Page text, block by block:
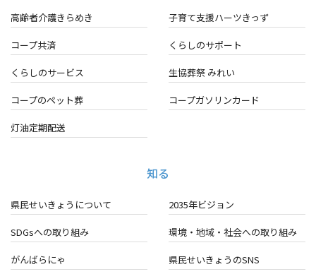
高齢者介護きらめき 子育て支援ハーツきっず
コープ共済 くらしのサポート
くらしのサービス 生協葬祭 みれい
コープのペット葬 コープガソリンカード
灯油定期配送
知る
県民せいきょうについて 2035年ビジョン
SDGsへの取り組み 環境・地域・ 社会への取り組み
がんばらにゃ 県民せいきょうのSNS